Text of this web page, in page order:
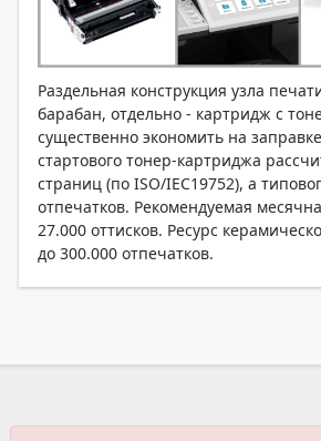
Раздельная конструкция узла
барабан, отдельно - картридж с
существенно экономить на
стартового тонер-картриджа
страниц (по ISO/IEC19752), а
отпечатков. Рекомендуемая
27.000 оттисков. Ресурс
до 300.000 отпечатков.